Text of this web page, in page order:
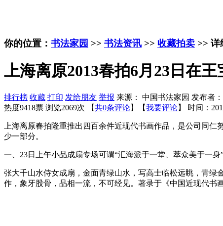
你的位置： 书法家园 >> 书法资讯 >> 收藏拍卖 >> 详
上海离原2013春拍6月23日在
排行榜 收藏 打印 发给朋友 举报 来源： 中国书法家园 发布者：
热度9418票 浏览2069次 【共0条评论】【我要评论】 时间：
上海离原春拍隆重推出四百余件近现代书画作品，是公司同
少一部分。
一、23日上午小品成扇专场可谓“汇海派于一堂、萃众美于一身”
张大千山水侍女成扇，金面青绿山水，写高士临松远眺，青
作，象牙股骨，品相一流，不可经见。著录于《中国近现代书